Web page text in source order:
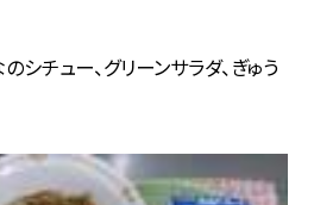
シチュー、グリーンサラダ、ぎゅう